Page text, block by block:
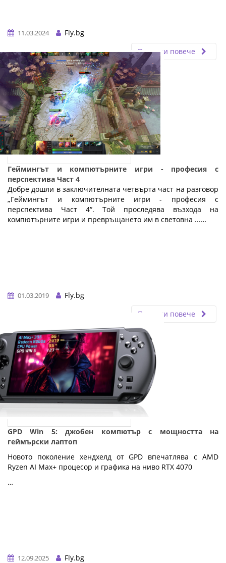
11.03.2024
Fly.bg
Прочети повече
Геймингът и компютърните игри - професия с
перспектива Част 4
Добре дошли в заключителната четвърта част на разговор
„Геймингът и компютърните игри - професия с
перспектива Част 4“. Той проследява възхода на
компютърните игри и превръщането им в световна ...…
01.03.2019
Fly.bg
Прочети повече
GPD Win 5: джобен компютър с мощността на
геймърски лаптоп
Новото поколение хендхелд от GPD впечатлява с AMD
Ryzen AI Max+ процесор и графика на ниво RTX 4070
…
12.09.2025
Fly.bg